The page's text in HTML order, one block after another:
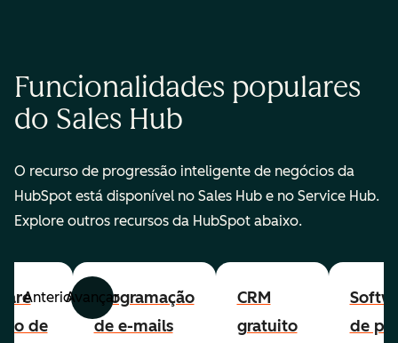
Funcionalidades populares
do Sales Hub
O recurso de progressão inteligente de negócios da
HubSpot está disponível no Sales Hub e no Service Hub.
Explore outros recursos da HubSpot abaixo.
AnteriorAvançar
de
Programação
de e-mails
CRM
gratuito
de